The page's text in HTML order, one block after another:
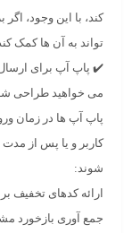
کند، با این وجود،
تواند به آن ها کمک
✔️ پاپ آپ برای ارسال
می خواهید طراحی
پاپ آپ ها در زمان
کاربر و یا پس از مدت
شوند:
ارائه کدهای تخفیف
جمع آوری بازخورد